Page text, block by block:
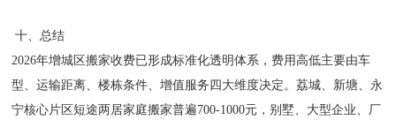
十、总结
2026年增城区搬家收费已形成标准化透明体系，费用高低主要由车
型、运输距离、楼栋条件、增值服务四大维度决定。荔城、新塘、永
宁核心片区短途两居家庭搬家普遍700-1000元，别墅、大型企业、厂